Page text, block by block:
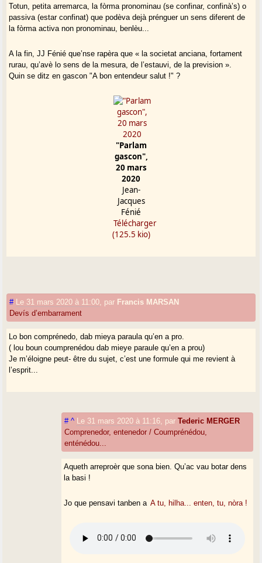
Totun, petita arremarca, la fòrma pronominau (se confinar, confinà’s) o
passiva (estar confinat) que podèva dejà prénguer un sens diferent de
la fòrma activa non pronominau, benlèu...
A la fin, JJ Fénié que’nse rapèra que « la societat anciana, fortament
rurau, qu’avè lo sens de la mesura, de l’estauvi, de la prevision ».
Quin se ditz en gascon "A bon entendeur salut !" ?
"Parlam
gascon",
20 mars
2020
Jean-
Jacques
Fénié
Télécharger
(125.5 kio)
# Le 31 mars 2020 à 11:00 par Francis MARSAN
Devís d’embarrament
Lo bon comprénedo, dab mieya paraula qu’en a pro.
( lou boun coumprenédou dab mieye paraule qu’en a prou)
Je m’éloigne peut- être du sujet, c’est une formule qui me revient à
l’esprit...
# ^ Le 31 mars 2020 à 11:16 parTederic MERGER
Comprenedor, entenedor / Coumprénédou,
enténédou...
Aqueth arreproèr que sona bien. Qu’ac vau botar dens
la basi !
Jo que pensavi tanben a A tu, hilha... enten, tu, nòra !